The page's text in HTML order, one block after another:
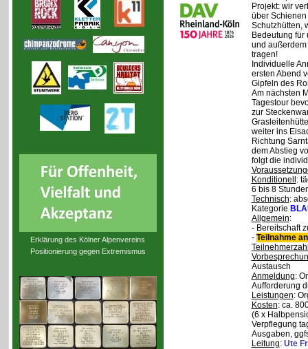
Erklärung des Kölner Alpenvereins
Positionierung gegen Extremismus
Projekt: wir
über
Schutzhütten,
Bedeutung
und
tragen!
Individuelle
ersten Abend
Gipfeln des
Am nächsten
Tagestour
zur
weiter ins
Richtung
dem Abstieg
folgt die
Konditionell :
6 bis 8
Technisch:
Kategorie
Allgemein:
- Bereitschaft
- Teilnahme
Austausch
Anmeldung:
Aufforderung
Leistungen:
Kosten: ca.
(6 x
Verpflegung
Ausgaben,
Leitung: Ute